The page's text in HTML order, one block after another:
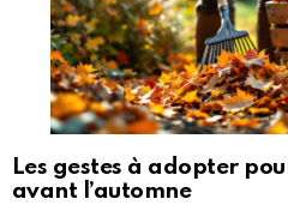
Les gestes à adopter
avant l’automne